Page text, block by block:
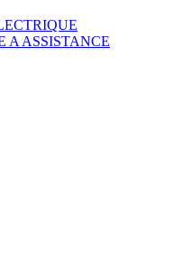
A ASSISTANCE